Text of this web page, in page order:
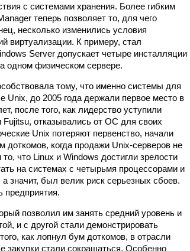
с системами хранения. Более гибким
теперь позволяет то, для чего
несколько изменились условия
виртуализации. К примеру, стал
Server допускает четыре инсталляции
одном физическом сервере.
тому, что именно системы для
Unix, до 2005 года держали первое место в
после того, как лидерство уступили
отказывались от ОС для своих
Unix потеряют первенство, начали
когда продажи Unix-серверов не
что Linux и Windows достигли зрелости
на системах с четырьмя процессорами и
значит, был велик риск серьезных сбоев.
предприятия.
позволил им занять средний уровень и
и с другой стали демонстрировать
как лопнул бум доткомов, в отрасли
закупки стали сокращаться. Особенно